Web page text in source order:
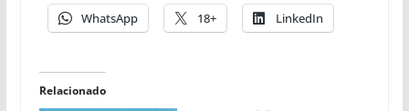
WhatsApp 18+ LinkedIn
Relacionado